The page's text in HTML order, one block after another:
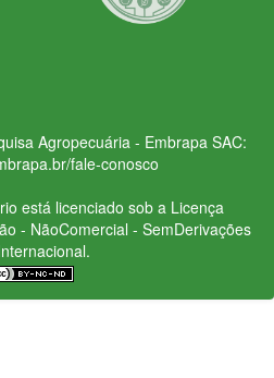
Agropecuária - Embrapa SAC:
fale-conosco
está licenciado sob a Licença
- NãoComercial - SemDerivações